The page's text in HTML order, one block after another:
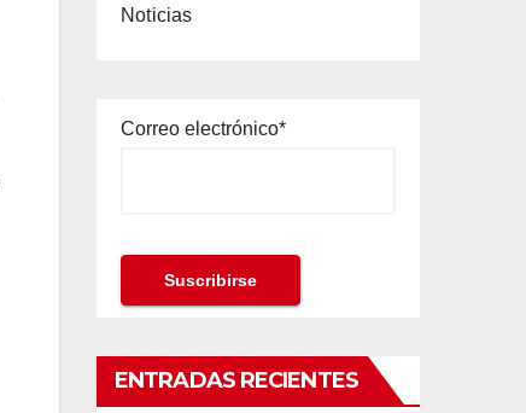
Noticias
Correo electrónico*
ENTRADAS RECIENTES